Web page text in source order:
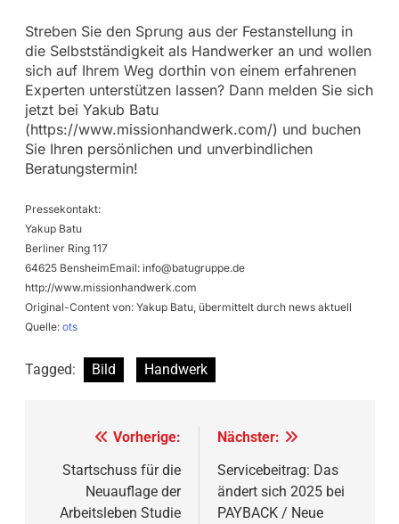
Streben Sie den Sprung aus der Festanstellung in
die Selbstständigkeit als Handwerker an und wollen
sich auf Ihrem Weg dorthin von einem erfahrenen
Experten unterstützen lassen? Dann melden Sie sich
jetzt bei Yakub Batu
(https://www.missionhandwerk.com/) und buchen
Sie Ihren persönlichen und unverbindlichen
Beratungstermin!
Pressekontakt:
Yakup Batu
Berliner Ring 117
64625 BensheimEmail: info@batugruppe.de
http://www.missionhandwerk.com
Original-Content von: Yakup Batu, übermittelt durch news aktuell
Quelle: ots
Tagged: Bild Handwerk
Beitragsnavigation
Vorherige:
Startschuss für die
Neuauflage der
Arbeitsleben Studie
Nächster:
Servicebeitrag: Das
ändert sich 2025 bei
PAYBACK / Neue